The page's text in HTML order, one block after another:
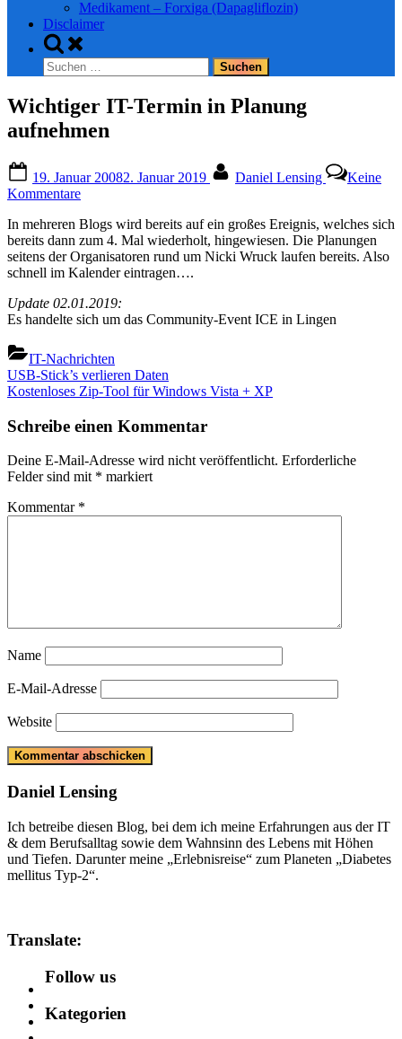
Medikament – Forxiga (Dapagliflozin)
Disclaimer
Toggle
search
form
Suchen
nach:
Wichtiger IT-Termin in Planung
aufnehmen
on
19. Januar 20082. Januar 2019 Daniel Lensing
Keine
Kommentarezu
IT-
Termin
in
Planung
In mehreren Blogs wird bereits auf ein großes Ereignis, welches sich
bereits dann zum 4. Mal wiederholt, hingewiesen. Die Planungen
seitens der Organisatoren rund um Nicki Wruck laufen bereits. Also
schnell im Kalender eintragen….
Update 02.01.2019:
Es handelte sich um das Community-Event ICE in Lingen
IT-Nachrichten
Beitragsnavigation
Previous
Post:
USB-Stick’s verlieren Daten
Next
Kostenloses Zip-Tool für Windows Vista + XP
Schreibe einen Kommentar
Deine E-Mail-Adresse wird nicht veröffentlicht. Erforderliche
Felder sind mit * markiert
Kommentar *
Name
E-Mail-Adresse
Website
Daniel Lensing
Ich betreibe diesen Blog, bei dem ich meine Erfahrungen aus der IT
& dem Berufsalltag sowie dem Wahnsinn des Lebens mit Höhen
und Tiefen. Darunter meine „Erlebnisreise“ zum Planeten „Diabetes
mellitus Typ-2“.
Translate:
Follow us
Kategorien